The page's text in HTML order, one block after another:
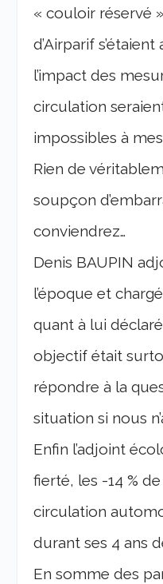
« couloir réservé
d’Airparif
l’impact des
circulation
impossibles à
Rien de
soupçon
conviendrez…
Denis BAUPIN
l’époque et
quant à lui
objectif était
répondre à la
situation si nous
Enfin l’adjoint
fierté, les -14 %
circulation
durant ses 4 ans
En somme des